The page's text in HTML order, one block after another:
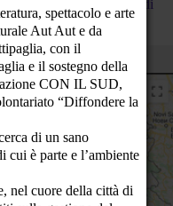
la segnalazione di
spettacolo e arte
Aut Aut e da
con il
e il sostegno della
CON IL SUD,
“Diffondere la
di un sano
cui è parte e l’ambiente
nel cuore della città di